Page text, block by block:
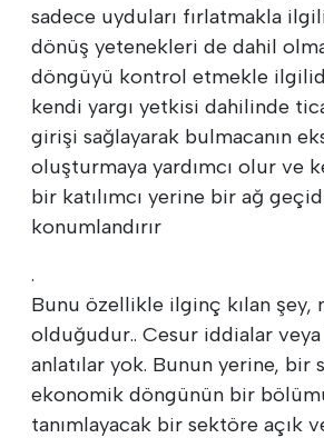
sadece uyduları fırlatmakla
dönüş yetenekleri de dahil
döngüyü kontrol etmekle
kendi yargı yetkisi dahilinde
girişi sağlayarak bulmacanın
oluşturmaya yardımcı olur ve
bir katılımcı yerine bir ağ
konumlandırır
.
Bunu özellikle ilginç kılan şey,
olduğudur.. Cesur iddialar
anlatılar yok. Bunun yerine, bir
ekonomik döngünün bir
tanımlayacak bir sektöre açık